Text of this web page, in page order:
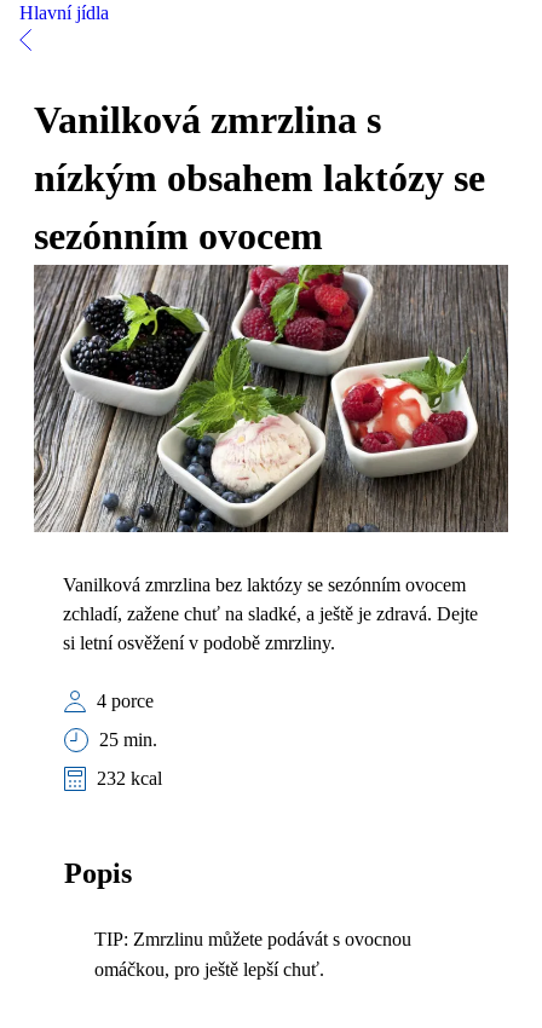
Hlavní jídla
Vanilková zmrzlina s
nízkým obsahem laktózy se
sezónním ovocem
Vanilková zmrzlina bez laktózy se sezónním ovocem
zchladí, zažene chuť na sladké, a ještě je zdravá. Dejte
si letní osvěžení v podobě zmrzliny.
4 porce
25 min.
232 kcal
Popis
TIP: Zmrzlinu můžete podávát s ovocnou
omáčkou, pro ještě lepší chuť.